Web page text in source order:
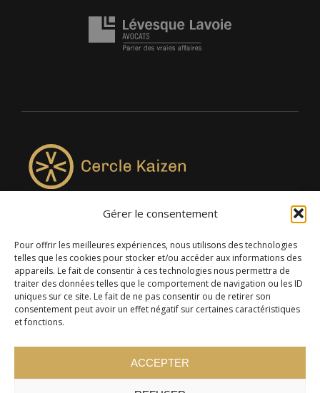
Gérer le consentement
Pour offrir les meilleures expériences, nous utilisons des technologies
telles que les cookies pour stocker et/ou accéder aux informations des
appareils. Le fait de consentir à ces technologies nous permettra de
traiter des données telles que le comportement de navigation ou les ID
uniques sur ce site. Le fait de ne pas consentir ou de retirer son
consentement peut avoir un effet négatif sur certaines caractéristiques
et fonctions.
ACCEPTER
4957, rue Lionel-Groulx, bureau 819, Saint-Augustin-de-
Desmaures QC G3A 0M7